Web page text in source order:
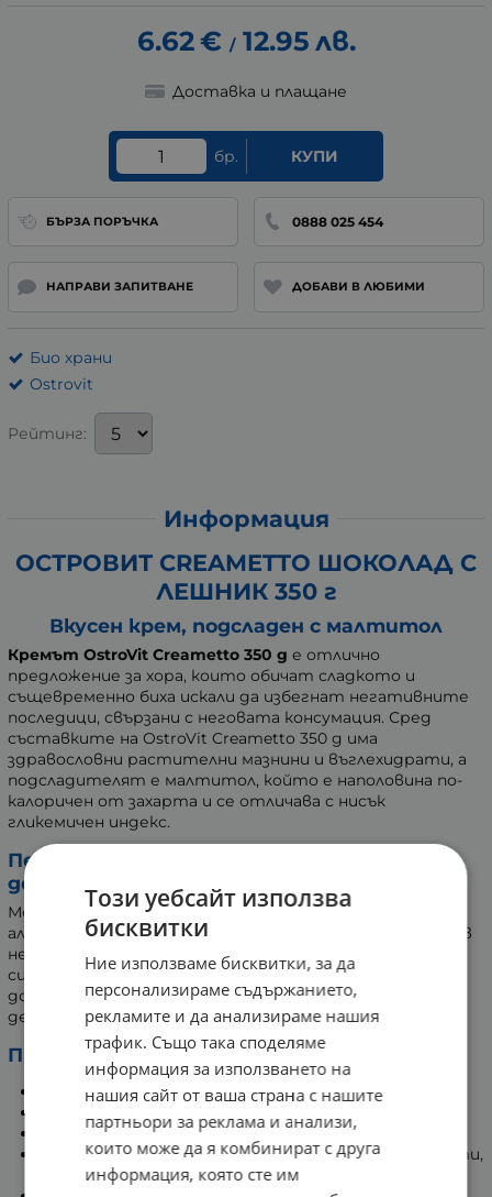
6.62€ / 12.95 лв.
Доставка и плащане
бр. КУПИ
БЪРЗА ПОРЪЧКА 0888 025 454
НАПРАВИ ЗАПИТВАНЕ ДОБАВИ В ЛЮБИМИ
Био храни
Ostrovit
Рейтинг:
Информация
ОСТРОВИТ CREAMETTO ШОКОЛАД С
ЛЕШНИК 350 г
Вкусен крем, подсладен с малтитол
Кремът OstroVit Creametto 350 g е отлично
предложение за хора, които обичат сладкото и
същевременно биха искали да избегнат негативните
последици, свързани с неговата консумация. Сред
съставките на OstroVit Creametto 350 g има
здравословни растителни мазнини и въглехидрати, а
подсладителят е малтитол, който е наполовина по-
калоричен от захарта и се отличава с нисък
гликемичен индекс.
Перфектно допълнение към палачинки и
десерти
Можете да приемате продукта като разумна
алтернатива на популярните кремове, чийто състав
не е особено здравословен. OstroVit Creametto със
сигурност може да се използва като вкусно
допълнение към палачинки, торти, хляб и различни
десерти.
Предимства на OstroVit Creametto:
Отлично качество
Източник на растителни мазнини
Ценен източник на въглехидрати
Перфектно допълнение към палачинки, хляб, торти,
десерти, оризови вафли
Този уебсайт използва
бисквитки
Ние използваме бисквитки, за да
персонализираме съдържанието,
рекламите и да анализираме нашия
трафик. Също така споделяме
информация за използването на
нашия сайт от ваша страна с нашите
партньори за реклама и анализи,
които може да я комбинират с друга
информация, която сте им